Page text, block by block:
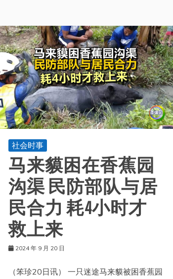
社会时事
马来貘困在香蕉园
沟渠 民防部队与居
民合力 耗4小时才
救上来
2024 年 9 月 20 日
（笨珍20日讯） 一只迷途马来貘被困香蕉园